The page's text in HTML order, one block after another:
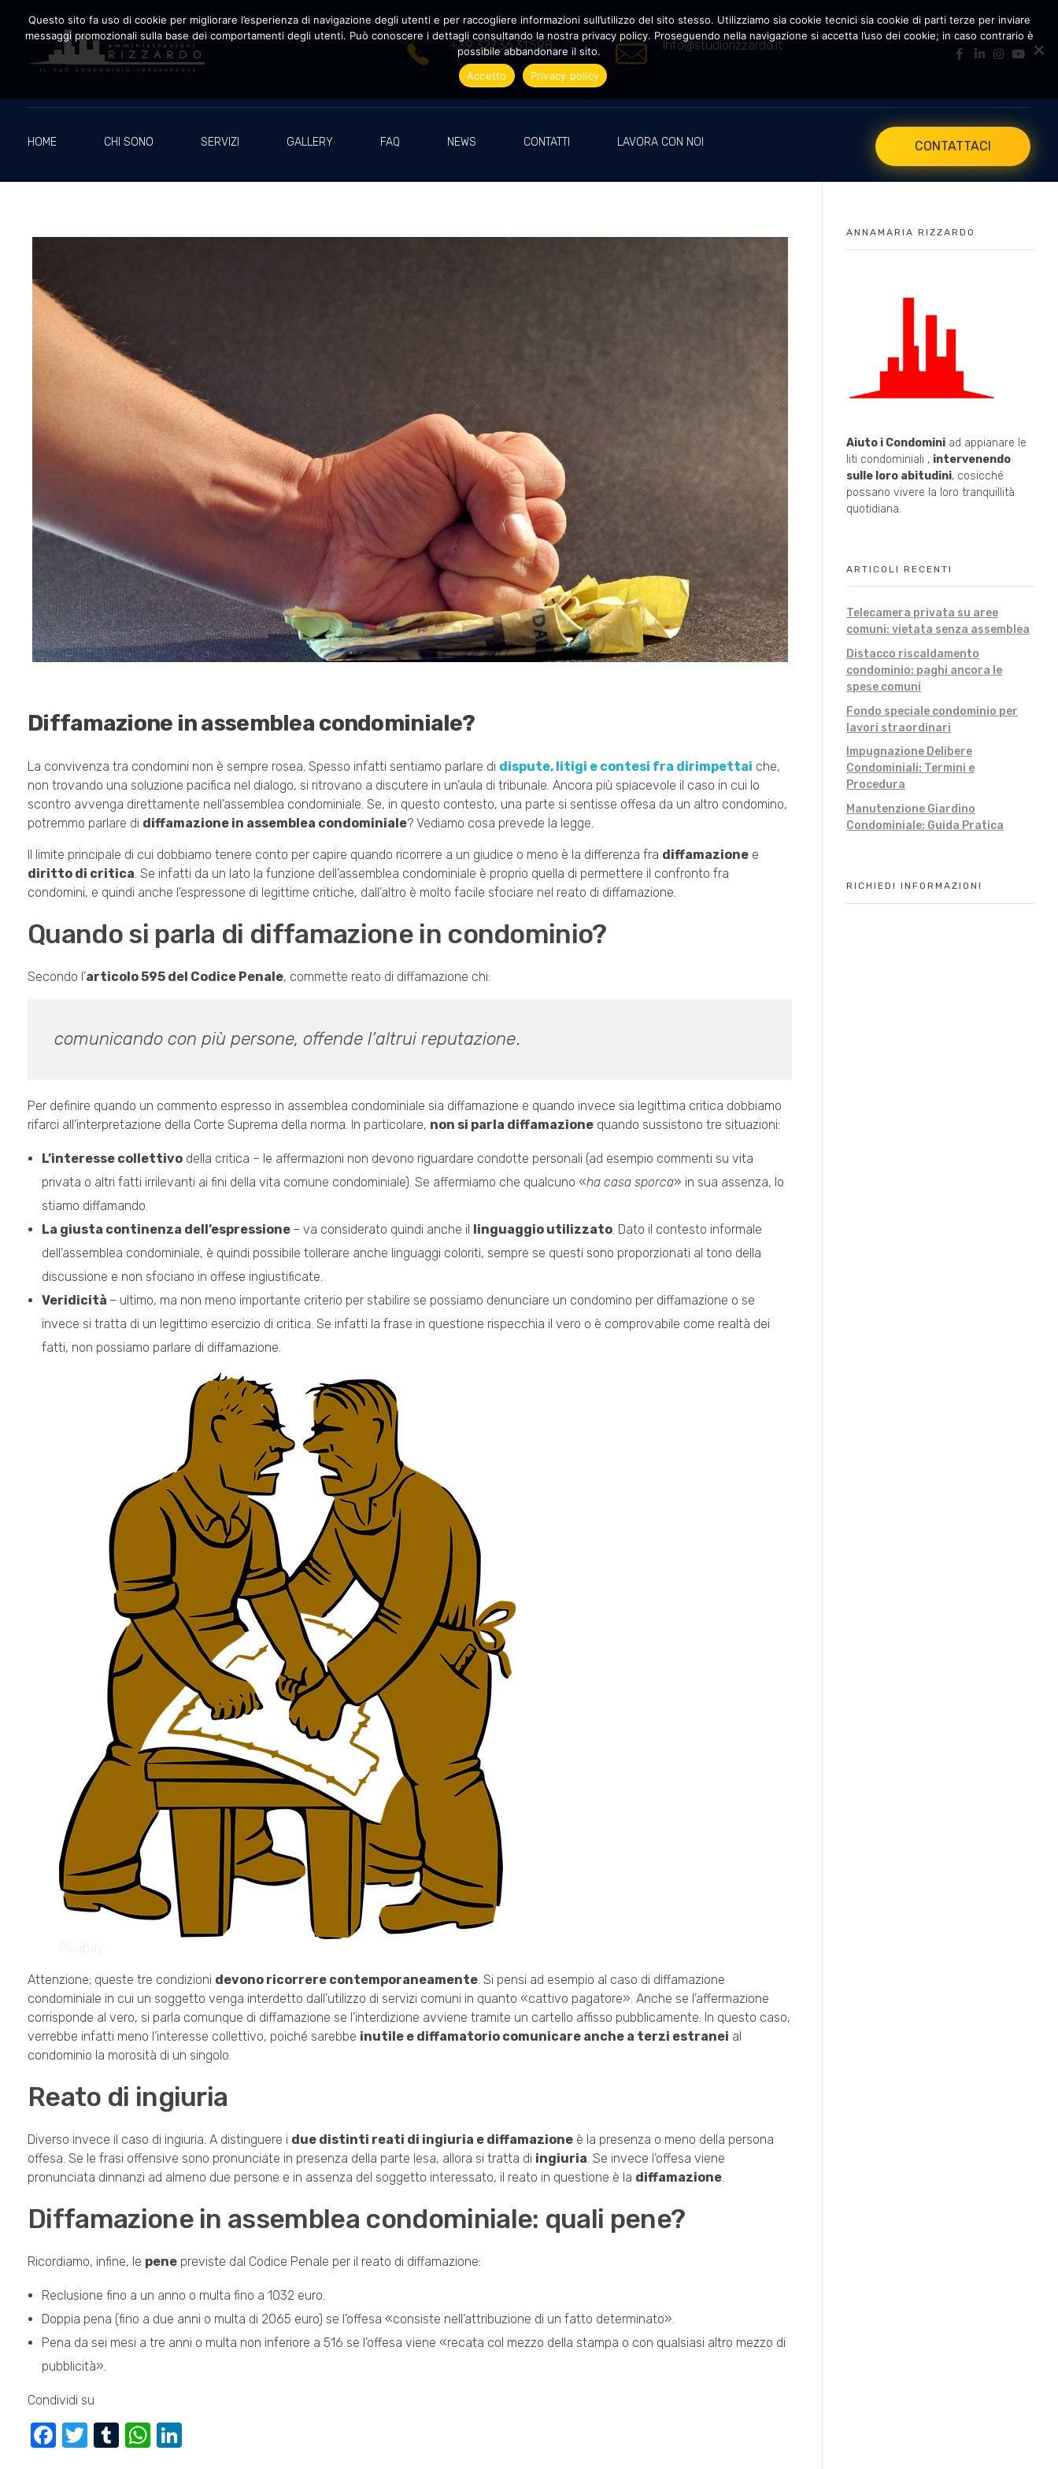
+39 327.36.31.598 info@studiorizzardo.it
HOME CHI SONO SERVIZI GALLERY FAQ NEWS CONTATTI LAVORA CON NOI CONTATTACI
Diffamazione in assemblea condominiale?
La convivenza tra condomini non è sempre rosea. Spesso infatti sentiamo parlare di dispute, litigi e contesi fra dirimpettai che,
non trovando una soluzione pacifica nel dialogo, si ritrovano a discutere in un’aula di tribunale. Ancora più spiacevole il caso in cui lo
scontro avvenga direttamente nell’assemblea condominiale. Se, in questo contesto, una parte si sentisse offesa da un altro condomino,
potremmo parlare di diffamazione in assemblea condominiale? Vediamo cosa prevede la legge.
Il limite principale di cui dobbiamo tenere conto per capire quando ricorrere a un giudice o meno è la differenza fra diffamazione e
diritto di critica. Se infatti da un lato la funzione dell’assemblea condominiale è proprio quella di permettere il confronto fra
condomini, e quindi anche l’espressone di legittime critiche, dall’altro è molto facile sfociare nel reato di diffamazione.
Quando si parla di diffamazione in condominio?
Secondo l’articolo 595 del Codice Penale, commette reato di diffamazione chi:
comunicando con più persone, offende l’altrui reputazione.
Per definire quando un commento espresso in assemblea condominiale sia diffamazione e quando invece sia legittima critica dobbiamo
rifarci all’interpretazione della Corte Suprema della norma. In particolare, non si parla diffamazione quando sussistono tre situazioni:
L’interesse collettivodella critica – le affermazioni non devono riguardare condotte personali (ad esempio commenti su vita
privata o altri fatti irrilevanti ai fini della vita comune condominiale). Se affermiamo che qualcuno «ha casa sporca» in sua assenza, lo
stiamo diffamando.
La giusta continenza dell’espressione – va considerato quindi anche il linguaggio utilizzato. Dato il contesto informale
dell’assemblea condominiale, è quindi possibile tollerare anche linguaggi coloriti, sempre se questi sono proporzionati al tono della
discussione e non sfociano in offese ingiustificate.
Veridicità – ultimo, ma non meno importante criterio per stabilire se possiamo denunciare un condomino per diffamazione o se
invece si tratta di un legittimo esercizio di critica. Se infatti la frase in questione rispecchia il vero o è comprovabile come realtà dei
fatti, non possiamo parlare di diffamazione.
Attenzione; queste tre condizioni devono ricorrere contemporaneamente. Si pensi ad esempio al caso di diffamazione
condominiale in cui un soggetto venga interdetto dall’utilizzo di servizi comuni in quanto «cattivo pagatore». Anche se l’affermazione
corrisponde al vero, si parla comunque di diffamazione se l’interdizione avviene tramite un cartello affisso pubblicamente. In questo caso,
verrebbe infatti meno l’interesse collettivo, poiché sarebbe inutile e diffamatorio comunicare anche a terzi estranei al
condominio la morosità di un singolo.
Reato di ingiuria
Diverso invece il caso di ingiuria. A distinguere i due distinti reati di ingiuria e diffamazione è la presenza o meno della persona
offesa. Se le frasi offensive sono pronunciate in presenza della parte lesa, allora si tratta di ingiuria. Se invece l’offesa viene
pronunciata dinnanzi ad almeno due persone e in assenza del soggetto interessato, il reato in questione è la diffamazione.
Diffamazione in assemblea condominiale: quali pene?
Ricordiamo, infine, le pene previste dal Codice Penale per il reato di diffamazione:
Reclusione fino a un anno o multa fino a 1032 euro.
Doppia pena (fino a due anni o multa di 2065 euro) se l’offesa «consiste nell’attribuzione di un fatto determinato».
Pena da sei mesi a tre anni o multa non inferiore a 516 se l’offesa viene «recata col mezzo della stampa o con qualsiasi altro mezzo di
pubblicità».
Condividi su
F
T
T
W
ANNAMARIA RIZZARDO
Aiuto i Condomini ad appianare le
liti condominiali , intervenendo
sulle loro abitudini, cosicché
possano vivere la loro tranquillità
quotidiana.
ARTICOLI RECENTI
Telecamera privata su aree
comuni: vietata senza assemblea
Distacco riscaldamento
condominio: paghi ancora le
spese comuni
Fondo speciale condominio per
lavori straordinari
Impugnazione Delibere
Condominiali: Termini e
Procedura
Manutenzione Giardino
Condominiale: Guida Pratica
RICHIEDI INFORMAZIONI
Questo sito fa uso di cookie per migliorare l’esperienza di navigazione degli utenti e per raccogliere informazioni sull’utilizzo del sito stesso. Utilizziamo sia cookie tecnici sia cookie di parti terze per inviare
messaggi promozionali sulla base dei comportamenti degli utenti. Può conoscere i dettagli consultando la nostra privacy policy. Proseguendo nella navigazione si accetta l’uso dei cookie; in caso contrario è
possibile abbandonare il sito.
Accetto
Privacy policy